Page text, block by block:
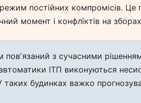
постійних компромісів.
момент і конфліктів на зборах
з сучасними
ІТП виконуються
будинках важко